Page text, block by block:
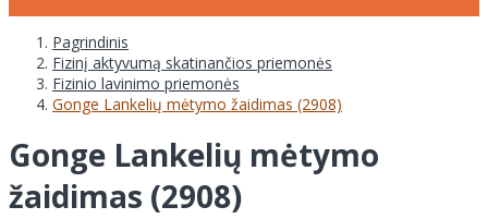
Pagrindinis
Fizinį aktyvumą skatinančios priemonės
Fizinio lavinimo priemonės
Gonge Lankelių mėtymo žaidimas (2908)
Gonge Lankelių mėtymo
žaidimas (2908)